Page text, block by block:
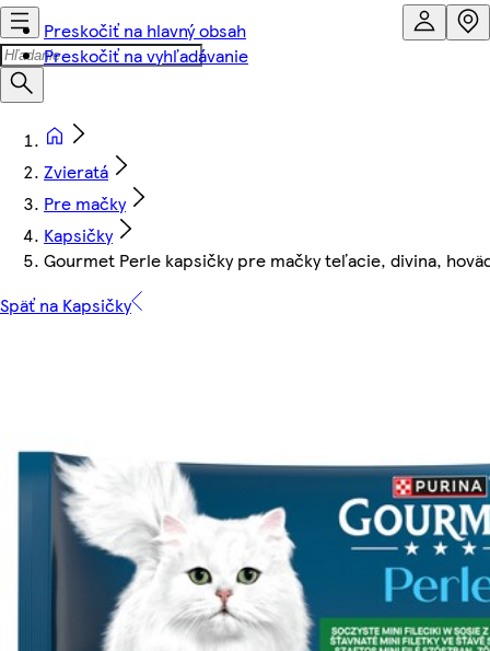
Preskočiť na hlavný obsah
Preskočiť na vyhľadávanie
Zvieratá
Pre mačky
Kapsičky
Gourmet Perle kapsičky pre mačky teľacie, divina,
Späť na Kapsičky